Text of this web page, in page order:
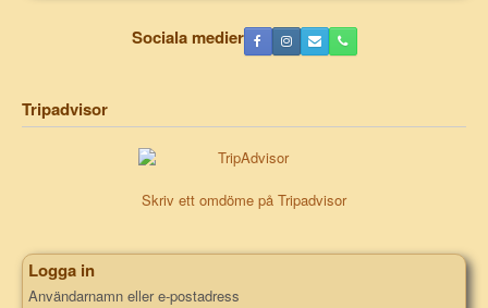
Sociala medier
Tripadvisor
Skriv ett omdöme på Tripadvisor
Logga in
Användarnamn eller e-postadress